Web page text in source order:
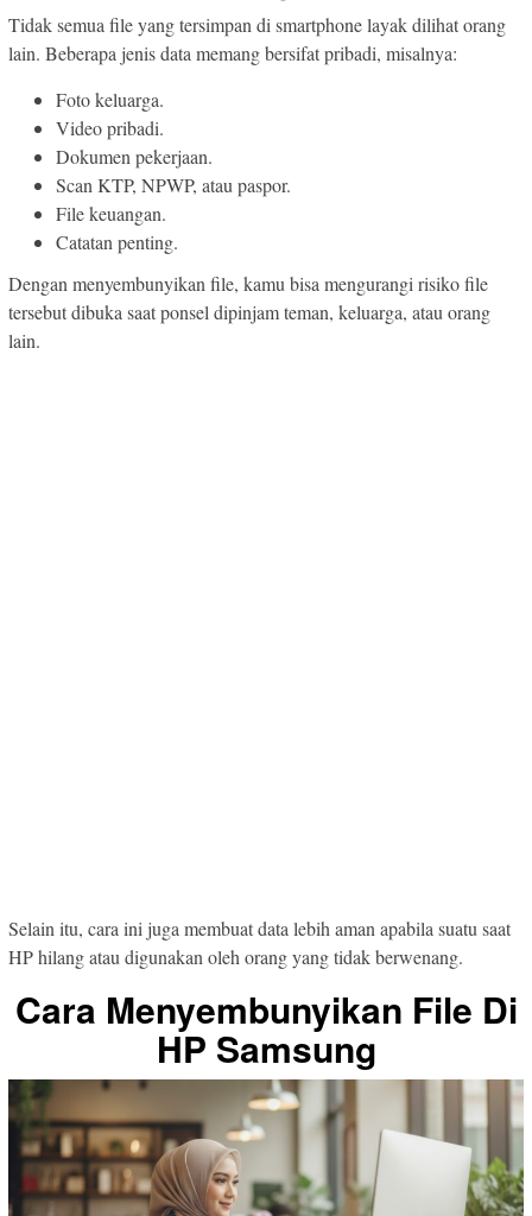
Tidak semua file yang tersimpan di smartphone layak dilihat orang
lain. Beberapa jenis data memang bersifat pribadi, misalnya:
Foto keluarga.
Video pribadi.
Dokumen pekerjaan.
Scan KTP, NPWP, atau paspor.
File keuangan.
Catatan penting.
Dengan menyembunyikan file, kamu bisa mengurangi risiko file
tersebut dibuka saat ponsel dipinjam teman, keluarga, atau orang
lain.
Selain itu, cara ini juga membuat data lebih aman apabila suatu saat
HP hilang atau digunakan oleh orang yang tidak berwenang.
Cara Menyembunyikan File Di
HP Samsung